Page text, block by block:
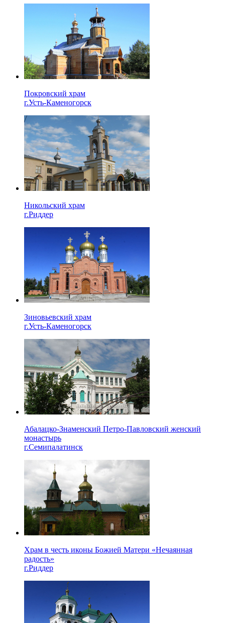
Покровский храм
г.Усть-Каменогорск
Никольский храм
г.Риддер
Зиновьевский храм
г.Усть-Каменогорск
Абалацко-Знаменский Петро-Павловский женский
монастырь
г.Семипалатинск
Храм в честь иконы Божией Матери «Нечаянная
радость»
г.Риддер